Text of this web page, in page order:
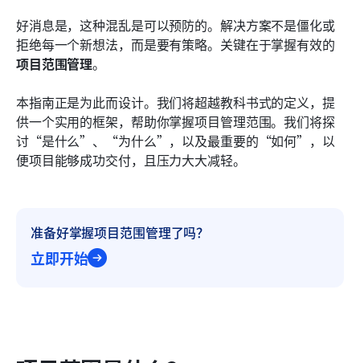
好消息是，这种混乱是可以预防的。解决方案不是僵化或
拒绝每一个新想法，而是要有策略。关键在于掌握有效的
项目范围管理。
本指南正是为此而设计。我们将超越教科书式的定义，提
供一个实用的框架，帮助你掌握项目管理范围。我们将探
讨“是什么”、“为什么”，以及最重要的“如何”，以
便项目能够成功交付，且压力大大减轻。
准备好掌握项目范围管理了吗？
立即开始